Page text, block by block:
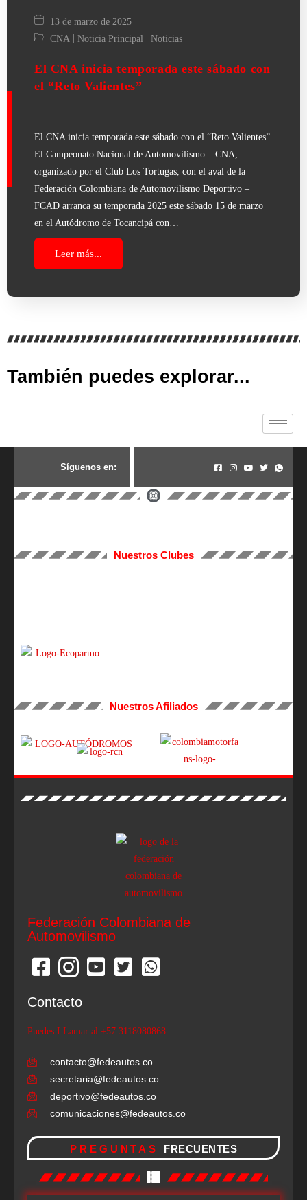
13 de marzo de 2025
CNA
Noticia Principal Noticias
El CNA inicia temporada este sábado con
el “Reto Valientes”
El CNA inicia temporada este sábado con el “Reto Valientes”
El Campeonato Nacional de Automovilismo – CNA,
organizado por el Club Los Tortugas, con el aval de la
Federación Colombiana de Automovilismo Deportivo –
FCAD arranca su temporada 2025 este sábado 15 de marzo
en el Autódromo de Tocancipá con…
Leer más...
También puedes explorar...
Síguenos en:
Nuestros Clubes
Nuestros Afiliados
Federación Colombiana de
Automovilismo
Contacto
Puedes LLamar al +57 3118080868
contacto@fedeautos.co
secretaria@fedeautos.co
deportivo@fedeautos.co
comunicaciones@fedeautos.co
PREGUNTAS FRECUENTES